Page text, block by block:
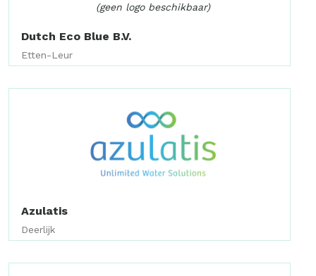
(geen logo beschikbaar)
Dutch Eco Blue B.V.
Etten-Leur
Azulatis
Deerlijk